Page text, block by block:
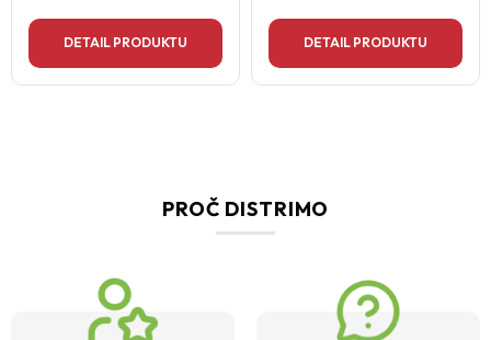
DETAIL PRODUKTU DETAIL PRODUKTU
PROČ DISTRIMO